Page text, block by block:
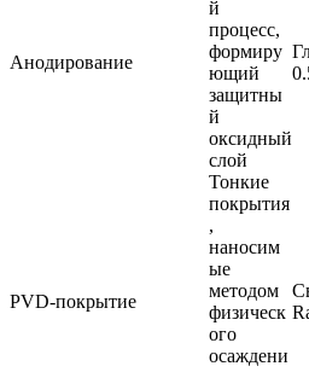
Анодирование
й
процесс,
формиру
ющий
защитны
й
оксидный
слой
PVD-покрытие
Тонкие
покрытия
,
наносим
ые
методом
физическ
ого
осаждени